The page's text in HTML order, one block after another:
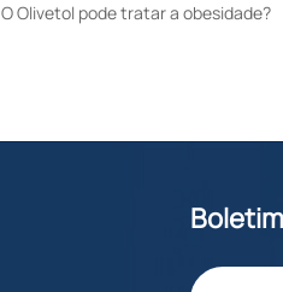
O Olivetol pode tratar a obesidade?